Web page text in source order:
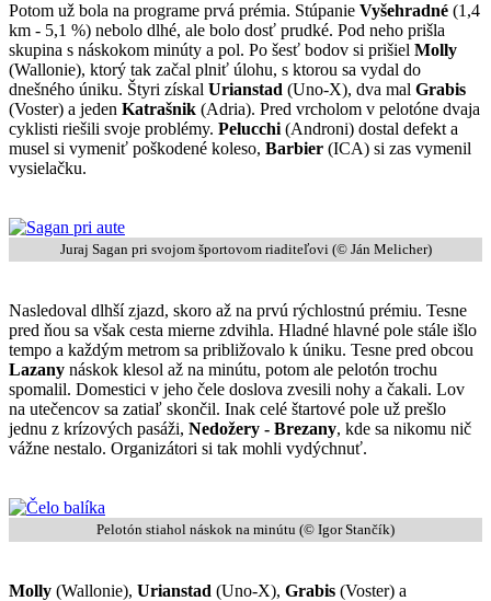
Potom už bola na programe prvá prémia. Stúpanie Vyšehradné (1,4
km - 5,1 %) nebolo dlhé, ale bolo dosť prudké. Pod neho prišla
skupina s náskokom minúty a pol. Po šesť bodov si prišiel Molly
(Wallonie), ktorý tak začal plniť úlohu, s ktorou sa vydal do
dnešného úniku. Štyri získal Urianstad (Uno-X), dva mal Grabis
(Voster) a jeden Katrašnik (Adria). Pred vrcholom v pelotóne dvaja
cyklisti riešili svoje problémy. Pelucchi (Androni) dostal defekt a
musel si vymeniť poškodené koleso, Barbier (ICA) si zas vymenil
vysielačku.
Juraj Sagan pri svojom športovom riaditeľovi (© Ján Melicher)
Nasledoval dlhší zjazd, skoro až na prvú rýchlostnú prémiu. Tesne
pred ňou sa však cesta mierne zdvihla. Hladné hlavné pole stále išlo
tempo a každým metrom sa približovalo k úniku. Tesne pred obcou
Lazany náskok klesol až na minútu, potom ale pelotón trochu
spomalil. Domestici v jeho čele doslova zvesili nohy a čakali. Lov
na utečencov sa zatiaľ skončil. Inak celé štartové pole už prešlo
jednu z krízových pasáži, Nedožery - Brezany, kde sa nikomu nič
vážne nestalo. Organizátori si tak mohli vydýchnuť.
Pelotón stiahol náskok na minútu (© Igor Stančík)
Molly (Wallonie), Urianstad (Uno-X), Grabis (Voster) a